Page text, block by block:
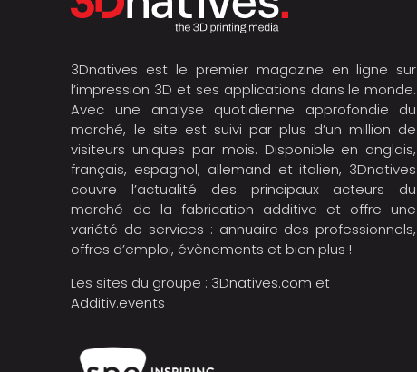
3Dnatives est le premier magazine en ligne sur
l’impression 3D et ses applications dans le monde.
Avec une analyse quotidienne approfondie du
marché, le site est suivi par plus d’un million de
visiteurs uniques par mois. Disponible en anglais,
français, espagnol, allemand et italien, 3Dnatives
couvre l’actualité des principaux acteurs du
marché de la fabrication additive et offre une
variété de services : annuaire des professionnels,
offres d’emploi, évènements et bien plus !
Les sites du groupe : 3Dnatives.com et
Additiv.events